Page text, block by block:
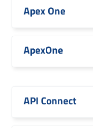
Apex One
ApexOne
API Connect